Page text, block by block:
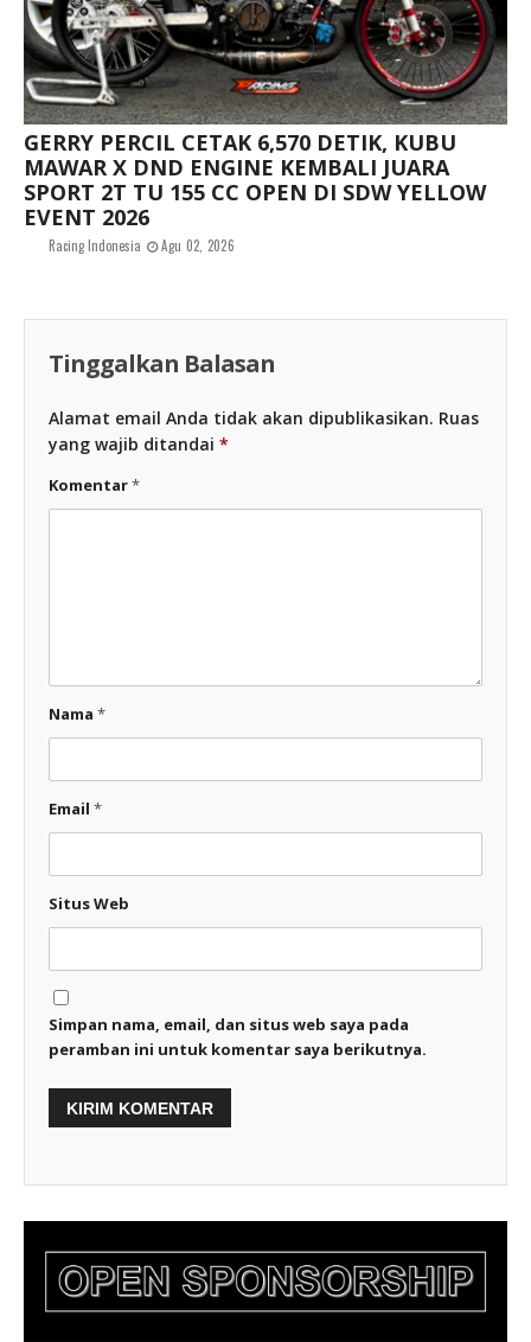
GERRY PERCIL CETAK 6,570 DETIK, KUBU
MAWAR X DND ENGINE KEMBALI JUARA
SPORT 2T TU 155 CC OPEN DI SDW YELLOW
EVENT 2026
Racing Indonesia Agu 02, 2026
Tinggalkan Balasan
Alamat email Anda tidak akan dipublikasikan. Ruas
yang wajib ditandai *
Komentar*
Nama *
Email *
Situs Web
Simpan nama, email, dan situs web saya pada
peramban ini untuk komentar saya berikutnya.